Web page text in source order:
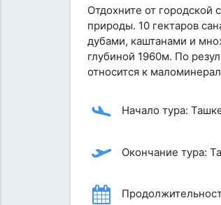
Отдохните от городской
природы. 10 гектаров
дубами, каштанами и
глубиной 1960м. По
относится к
Начало тура:
Окончание тура: